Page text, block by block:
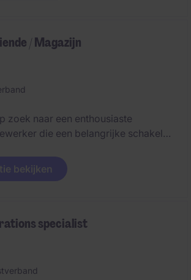
/ Magazijn
zoek naar een enthousiaste
die een belangrijke schakel
functie zorg je ervoor dat
vlot verlopen en draag je bij aan
bekijken
specialist